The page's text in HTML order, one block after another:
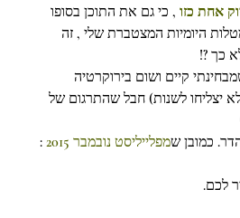
, כי גם את התוכן בסופו
היומיות המצטברת שלי , זה
כך ?!
קיים ושום בירוקרטיה
לא יצליחו לשנות) חבל שהתרגום של
כמובן שמפלייליסט נובמבר 2015
:
לכם.